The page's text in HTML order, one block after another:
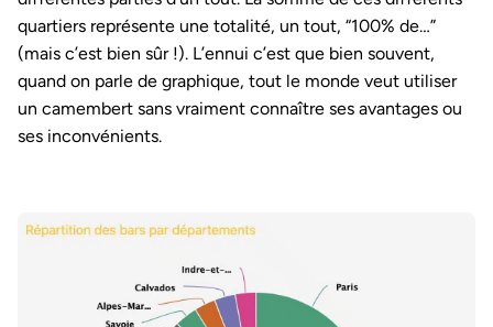
quartiers représente une totalité, un tout, “100% de…”
(mais c’est bien sûr !). L’ennui c’est que bien souvent,
quand on parle de graphique, tout le monde veut utiliser
un camembert sans vraiment connaître ses avantages ou
ses inconvénients.